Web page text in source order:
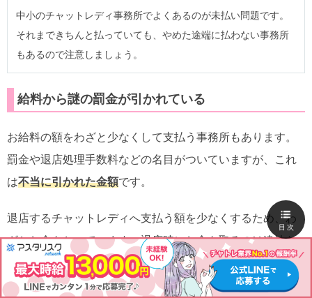
中小のチャットレディ事務所でよくあるのが未払い問題です。
それまできちんと払っていても、やめた途端に払わない事務所
もあるので注意しましょう。
給料から謎の罰金が引かれている
お給料の額をわざと少なくして支払う事務所もあります。
罰金や退店処理手数料などの名目がついていますが、これ
は不当に引かれた金額です。
退店するチャットレディへ支払う額を少なくするため、わ
ざとお金をとっています。退店時にお金を取るのは違法な
ので、専門機関に相談しましょう。
一言ポイント
目次